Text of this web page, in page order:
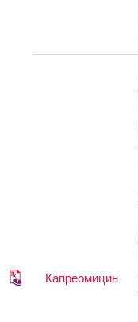
Капреомицин